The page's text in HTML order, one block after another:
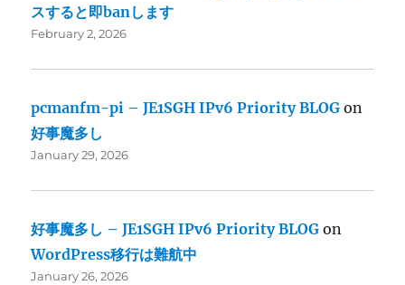
スすると即banします
February 2, 2026
pcmanfm-pi – JE1SGH IPv6 Priority BLOG on
好事魔多し
January 29, 2026
好事魔多し – JE1SGH IPv6 Priority BLOG on
WordPress移行は難航中
January 26, 2026